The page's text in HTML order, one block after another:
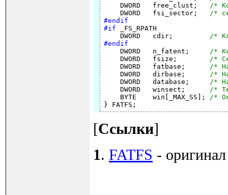
    DWORD   free_clust;
/*
    DWORD   fsi_sector;
/*
#endif
#if _FS_RPATH
    DWORD   cdir;
/*
#endif
DWORD   n_fatent;
/*
    DWORD   fsize;
/*
    DWORD   fatbase;
/*
    DWORD   dirbase;
/*
    DWORD   database;
/*
    DWORD   winsect;
/*
    BYTE    win[_MAX_SS];
/*
[Ссылки]
1. FATFS -